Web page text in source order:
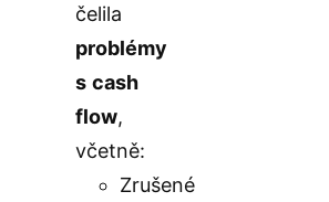
čelila
problémy
s cash
flow,
včetně:
Zrušené